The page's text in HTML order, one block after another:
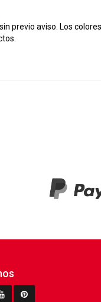
previo aviso. Los